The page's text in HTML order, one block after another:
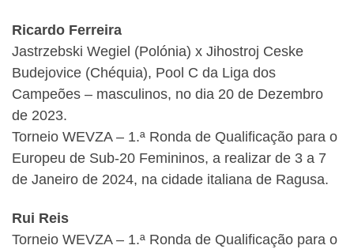
Ricardo Ferreira
Jastrzebski Wegiel (Polónia) x Jihostroj Ceske
Budejovice (Chéquia), Pool C da Liga dos
Campeões – masculinos, no dia 20 de Dezembro
de 2023.
Torneio WEVZA – 1.ª Ronda de Qualificação para o
Europeu de Sub-20 Femininos, a realizar de 3 a 7
de Janeiro de 2024, na cidade italiana de Ragusa.
Rui Reis
Torneio WEVZA – 1.ª Ronda de Qualificação para o